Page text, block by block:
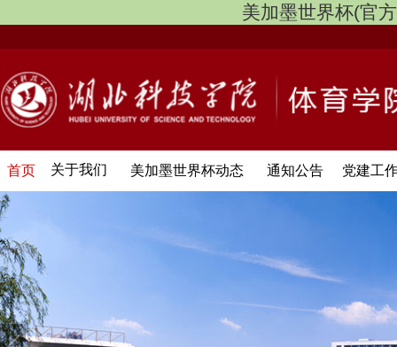
美加墨世界杯(官
首页 关于我们 美加墨世界杯动态 通知公告 党建工